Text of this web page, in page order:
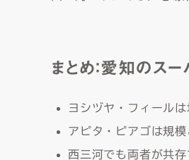
まとめ：愛知のス
ヨシヅヤ・フィール
アピタ・ピアゴは規
西三河でも両者が共